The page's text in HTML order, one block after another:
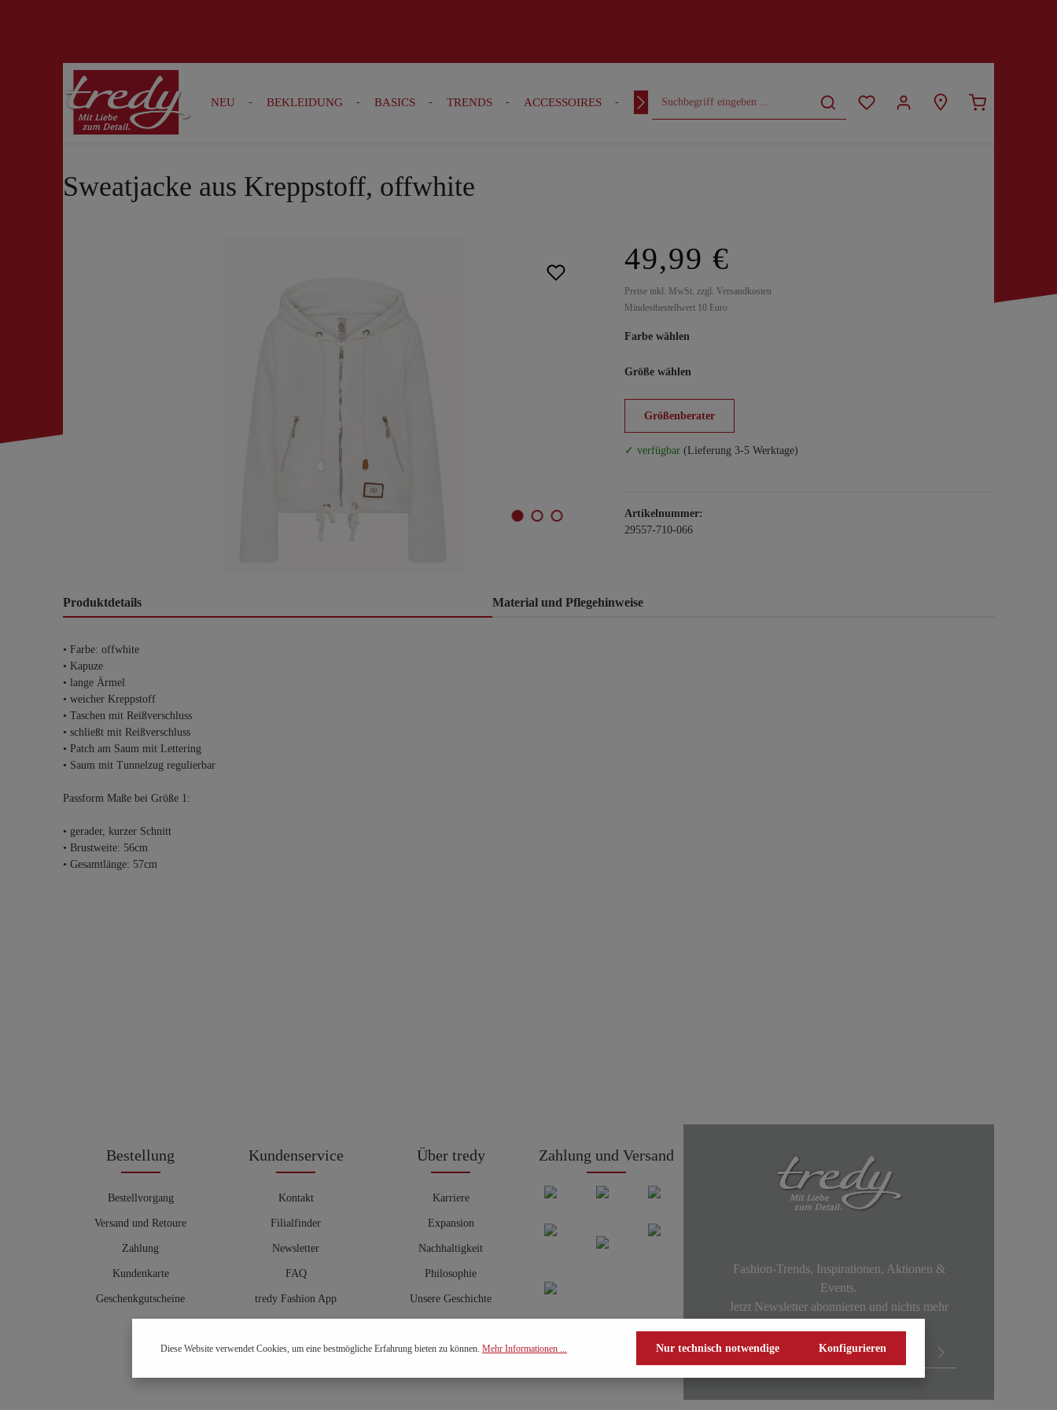
Zur Suche springen Zur Hauptnavigation springen
NEU BEKLEIDUNG BASICS TRENDS ACCESSOIRES OUTFITS CURVY
Sweatjacke aus Kreppstoff, offwhite
49,99 €
Preise inkl. MwSt. zzgl. Versandkosten
Mindestbestellwert 10 Euro
Farbe wählen
Größe wählen
Größenberater
✓ verfügbar (Lieferung 3-5 Werktage)
Artikelnummer:
29557-710-066
Produktdetails Material und Pflegehinweise
• Farbe: offwhite
• Kapuze
• lange Ärmel
• weicher Kreppstoff
• Taschen mit Reißverschluss
• schließt mit Reißverschluss
• Patch am Saum mit Lettering
• Saum mit Tunnelzug regulierbar
Passform Maße bei Größe 1:
• gerader, kurzer Schnitt
• Brustweite: 56cm
• Gesamtlänge: 57cm
Bestellung
Bestellvorgang
Versand und Retoure
Zahlung
Kundenkarte
Geschenkgutscheine
Kundenservice
Kontakt
Filialfinder
Newsletter
FAQ
tredy Fashion App
Hosenberater
Über tredy
Karriere
Expansion
Nachhaltigkeit
Philosophie
Unsere Geschichte
Zahlung und Versand
Fashion-Trends, Inspirationen, Aktionen &
Events.
Jetzt Newsletter abonnieren und nichts mehr
Diese Website verwendet Cookies, um eine bestmögliche Erfahrung bieten zu können. Mehr Informationen ... Nur technisch notwendige Konfigurieren